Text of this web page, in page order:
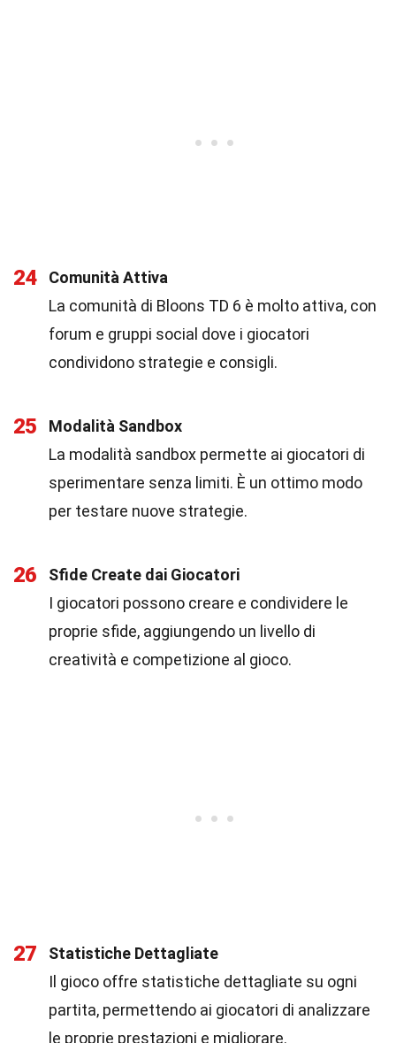
24
Comunità Attiva
La comunità di Bloons TD 6 è molto attiva, con
forum e gruppi social dove i giocatori
condividono strategie e consigli.
25
Modalità Sandbox
La modalità sandbox permette ai giocatori di
sperimentare senza limiti. È un ottimo modo
per testare nuove strategie.
26
Sfide Create dai Giocatori
I giocatori possono creare e condividere le
proprie sfide, aggiungendo un livello di
creatività e competizione al gioco.
27
Statistiche Dettagliate
Il gioco offre statistiche dettagliate su ogni
partita, permettendo ai giocatori di analizzare
le proprie prestazioni e migliorare.